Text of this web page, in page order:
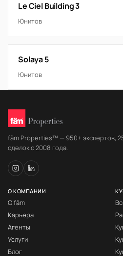
Le Ciel Building 3
Юнитов
Solaya 5
Юнитов
fäm Properties™ — 950+ экспертов,
сделок с 2008 года.
О КОМПАНИИ
О fäm
Карьера
Агенты
Услуги
Блог